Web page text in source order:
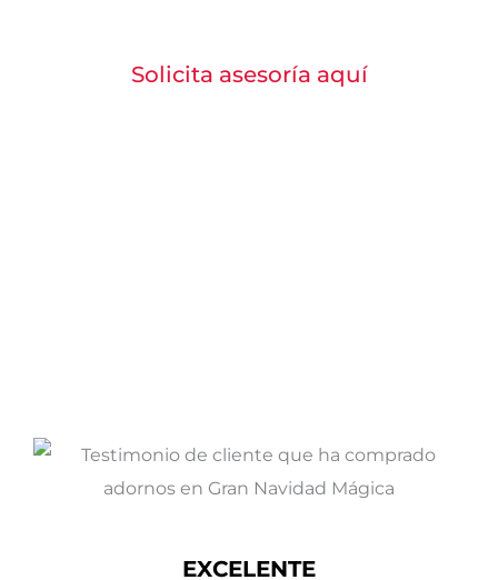
Solicita asesoría aquí
EXCELENTE